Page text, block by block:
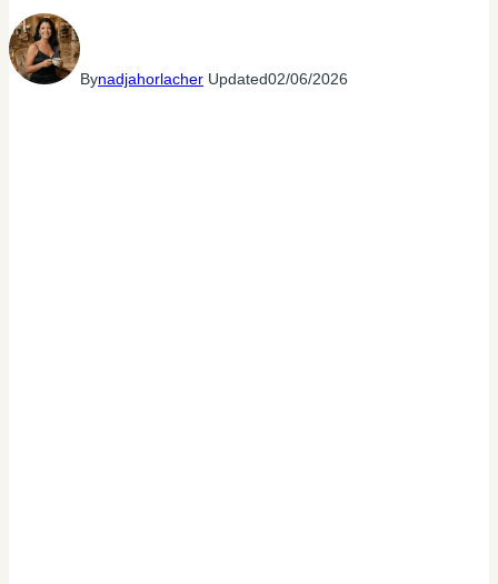
Bynadjahorlacher Updated02/06/2026